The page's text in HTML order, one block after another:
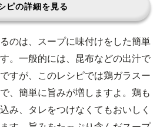
ピの詳細を見る
のは、スープに味付けをした簡単
。一般的には、昆布などの出汁で
すが、このレシピでは鶏ガラスー
、簡単に旨みが増しますよ。鶏も
み、タレをつけなくてもおいしく